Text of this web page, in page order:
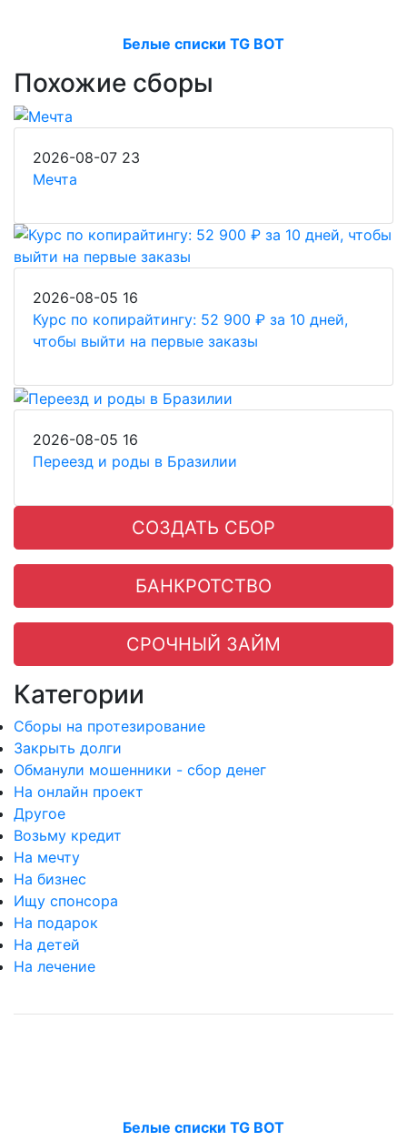
Белые списки TG BOT
Похожие сборы
2026-08-07 23
Мечта
2026-08-05 16
Курс по копирайтингу: 52 900 ₽ за 10 дней,
чтобы выйти на первые заказы
2026-08-05 16
Переезд и роды в Бразилии
СОЗДАТЬ СБОР
БАНКРОТСТВО
СРОЧНЫЙ ЗАЙМ
Категории
Сборы на протезирование
Закрыть долги
Обманули мошенники - сбор денег
На онлайн проект
Другое
Возьму кредит
На мечту
На бизнес
Ищу спонсора
На подарок
На детей
На лечение
Белые списки TG BOT